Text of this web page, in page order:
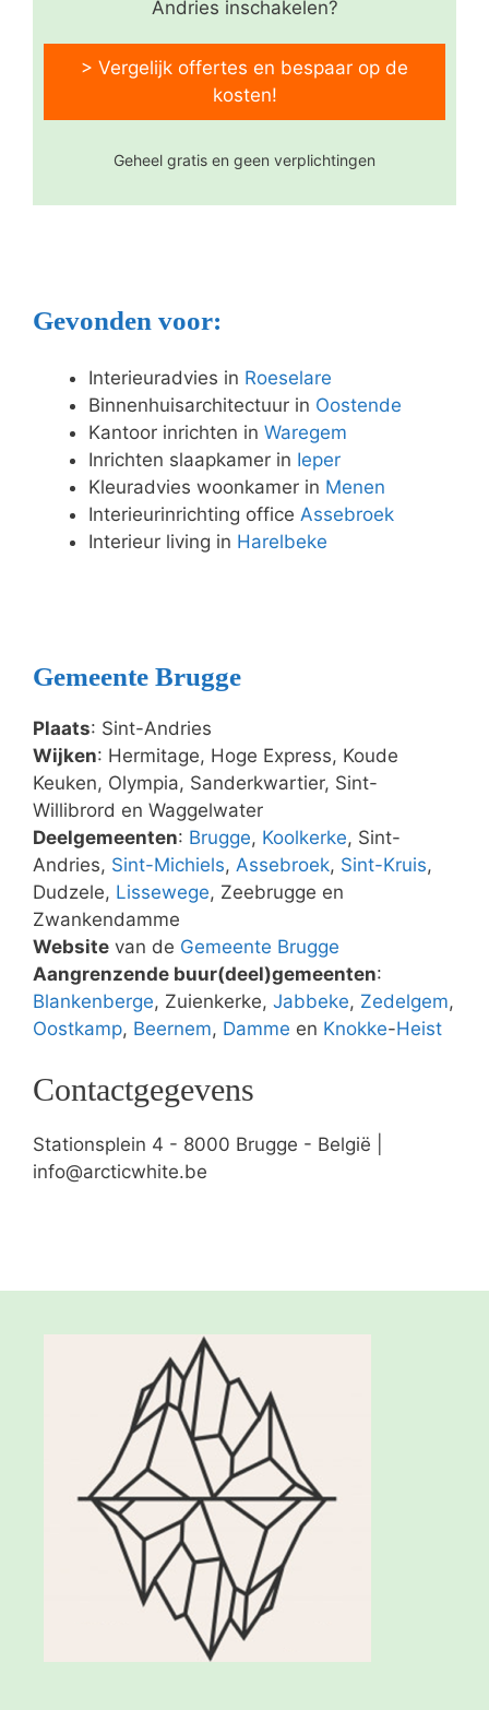
Andries inschakelen?
> Vergelijk offertes en bespaar op de
kosten!
Geheel gratis en geen verplichtingen
Gevonden voor:
Interieuradvies in Roeselare
Binnenhuisarchitectuur in Oostende
Kantoor inrichten in Waregem
Inrichten slaapkamer in Ieper
Kleuradvies woonkamer in Menen
Interieurinrichting office Assebroek
Interieur living in Harelbeke
Gemeente Brugge
Plaats: Sint-Andries
Wijken: Hermitage, Hoge Express, Koude
Keuken, Olympia, Sanderkwartier, Sint-
Willibrord en Waggelwater
Deelgemeenten: Brugge, Koolkerke, Sint-
Andries, Sint-Michiels, Assebroek, Sint-Kruis,
Dudzele, Lissewege, Zeebrugge en
Zwankendamme
Website van de Gemeente Brugge
Aangrenzende buur(deel)gemeenten:
Blankenberge, Zuienkerke, Jabbeke, Zedelgem,
Oostkamp, Beernem, Damme en Knokke-Heist
Contactgegevens
Stationsplein 4 - 8000 Brugge - België |
info@arcticwhite.be